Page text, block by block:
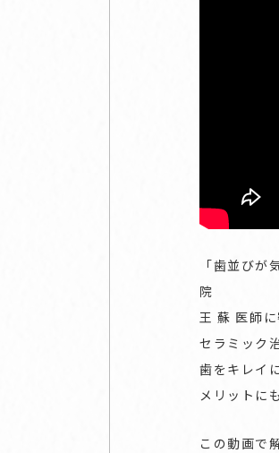
「歯並び
院
王 蘇 医師に
セラミック
歯をキレイ
メリットに
この動画で